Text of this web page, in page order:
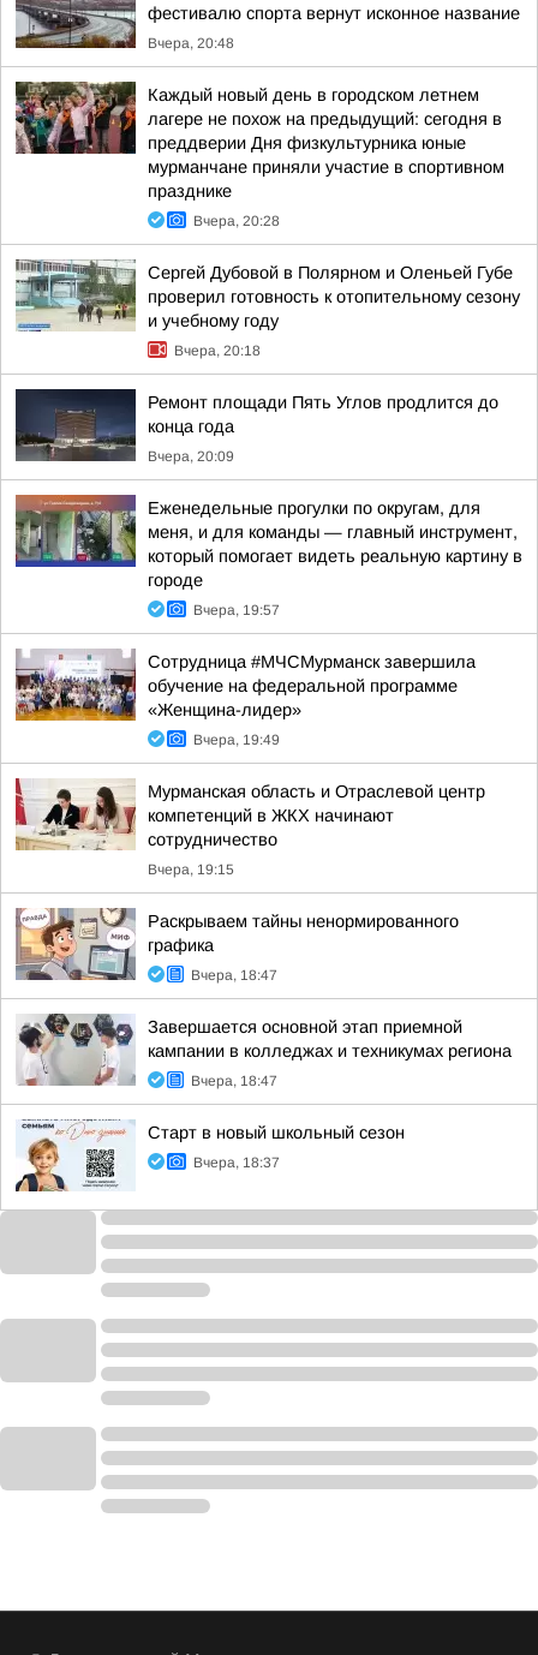
фестивалю спорта вернут исконное название
Вчера, 20:48
Каждый новый день в городском летнем
лагере не похож на предыдущий: сегодня в
преддверии Дня физкультурника юные
мурманчане приняли участие в спортивном
празднике
Вчера, 20:28
Сергей Дубовой в Полярном и Оленьей Губе
проверил готовность к отопительному сезону
и учебному году
Вчера, 20:18
Ремонт площади Пять Углов продлится до
конца года
Вчера, 20:09
Еженедельные прогулки по округам, для
меня, и для команды — главный инструмент,
который помогает видеть реальную картину в
городе
Вчера, 19:57
Сотрудница #МЧСМурманск завершила
обучение на федеральной программе
«Женщина-лидер»
Вчера, 19:49
Мурманская область и Отраслевой центр
компетенций в ЖКХ начинают
сотрудничество
Вчера, 19:15
Раскрываем тайны ненормированного
графика
Вчера, 18:47
Завершается основной этап приемной
кампании в колледжах и техникумах региона
Вчера, 18:47
Старт в новый школьный сезон
Вчера, 18:37